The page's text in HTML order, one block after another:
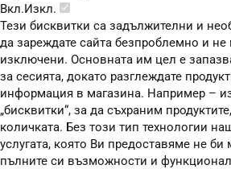
Вкл.Изкл.
Тези бисквитки са задължителни и
да зареждате сайта безпроблемно и не
изключени. Основната им цел е
за сесията, докато разглеждате
информация в магазина. Например –
„бисквитки“, за да съхраним
количката. Без този тип технологии
услугата, която Ви предоставяме не би
пълните си възможности и